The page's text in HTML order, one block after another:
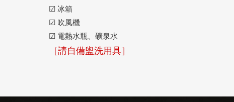
☑ 冰箱
☑ 吹風機
☑ 電熱水瓶、礦泉水
［請自備盥洗用具］